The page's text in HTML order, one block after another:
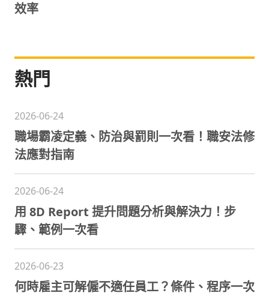
效率
熱門
2026-06-24
職場霸凌定義、防治與罰則一次看！職安法修
法應對指南
2026-06-24
用 8D Report 提升問題分析與解決力！步
驟、範例一次看
2026-06-23
何時雇主可解僱不適任員工？條件、程序一次